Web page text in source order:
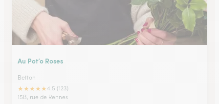
Au Pot’o Roses
Betton
★★★★★4.5 (123)
15B, rue de Rennes